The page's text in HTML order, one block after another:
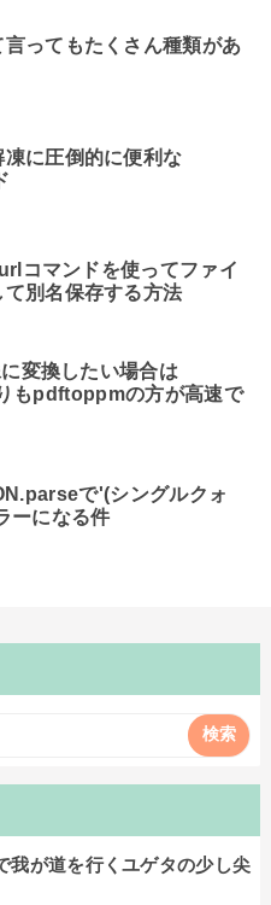
言ってもたくさん種類があ
に圧倒的に便利な
コマンドを使ってファイ
別名保存する方法
変換したい場合は
もpdftoppmの方が高速で
で'(シングルクォ
ーになる件
我が道を行くユゲタの少し尖